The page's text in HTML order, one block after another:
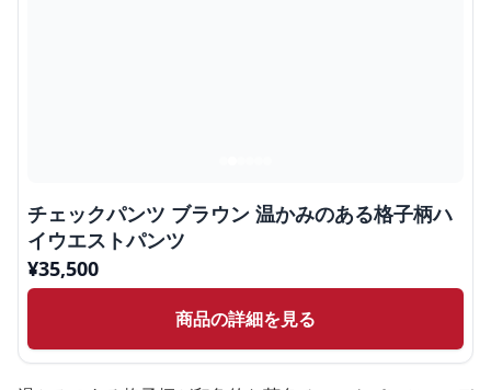
チェックパンツ ブラウン 温かみのある格子柄ハ
イウエストパンツ
¥35,500
商品の詳細を見る